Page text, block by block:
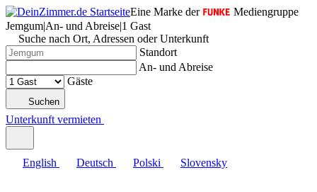
Eine Marke der
Mediengruppe
Jemgum|An- und Abreise|1 Gast
Suche nach Ort, Adressen oder Unterkunft
Standort
An- und Abreise
Gäste
Suchen
Unterkunft vermieten
English Deutsch Polski Slovensky